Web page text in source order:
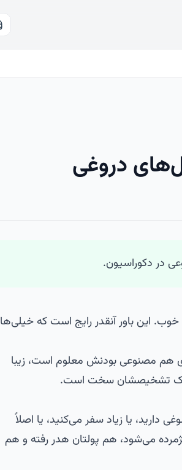
دروغی
در دکوراسیون.
این باور آنقدر رایج است که خیلی‌ها
هم مصنوعی بودنش معلوم است، زیبا
تشخیصشان سخت است.
دارید، یا زیاد سفر می‌کنید، یا اصلاً
می‌شود، هم پولتان هدر رفته و هم